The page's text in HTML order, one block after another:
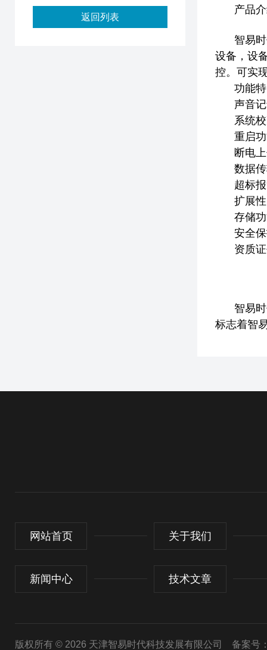
产品
智易
设备，设
控。可实
功能
声音
系统
重启
断电
数据
超标
扩展
存储
安全
资质
智易
标志着智
返回列表
网站首页 关于我们
新闻中心 技术文章
版权所有 © 2026 天津智易时代科技发展有限公司 备案号